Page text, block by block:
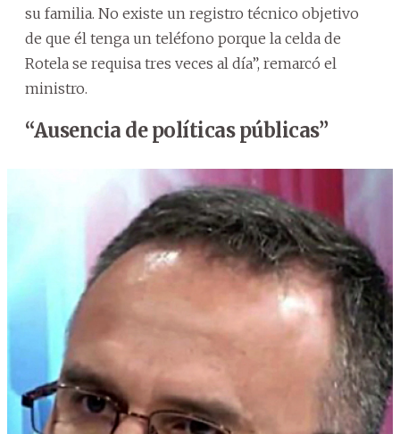
su familia. No existe un registro técnico objetivo
de que él tenga un teléfono porque la celda de
Rotela se requisa tres veces al día”, remarcó el
ministro.
“Ausencia de políticas públicas”